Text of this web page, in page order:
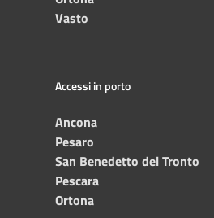
Vasto
Accessi in porto
Ancona
Pesaro
San Benedetto del Tronto
Pescara
Ortona